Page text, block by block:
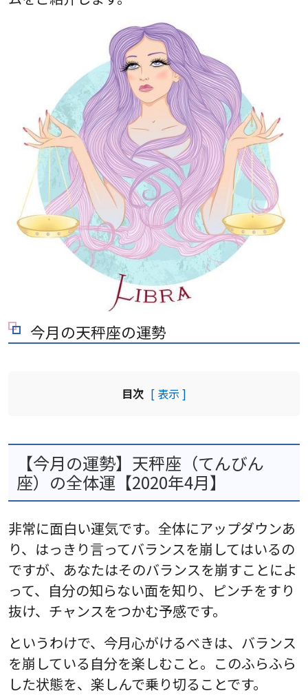
今月の天秤座の運勢
目次 [ 表示 ]
【今月の運勢】天秤座（てんびん
座）の全体運【2020年4月】
非常に面白い運気です。全体にアップダウンあ
り、はっきり言ってバランスを崩してはいるの
ですが、あなたはそのバランスを崩すことによ
って、自分の知らない面を知り、ピンチをすり
抜け、チャンスをつかむ予感です。
というわけで、今月心がけるべきは、バランス
を崩している自分を楽しむこと。このふらふら
した状態を、楽しんで乗り切ることです。